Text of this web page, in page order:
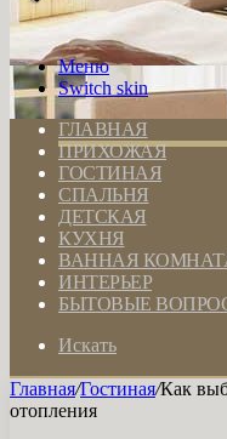
Меню
Switch skin
ГЛАВНАЯ
ПРИХОЖАЯ
ГОСТИНАЯ
СПАЛЬНЯ
ДЕТСКАЯ
КУХНЯ
ВАННАЯ
ИНТЕРЬЕР
БЫТОВЫЕ
Искать
Главная/Гостиная/Как
отопления